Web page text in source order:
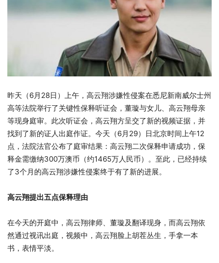
昨天（6月28日）上午，高云翔涉嫌性侵案在悉尼新南威尔士州
高等法院举行了关键性保释听证会，董璇与女儿、高云翔母亲
等现身庭审。此次听证会，高云翔方呈交了新的视频证据，并
找到了新的证人出庭作证。今天（6月29）日北京时间上午12
点，法院法官公布了庭审结果：高云翔二次保释申请成功，保
释金需缴纳300万澳币（约1465万人民币）。至此，已经持续
了3个月的高云翔涉嫌性侵案终于有了新的进展。
高云翔提出五点保释理由
在今天的开庭中，高云翔律师、董璇及翻译现身，而高云翔依
然通过视讯出庭，视频中，高云翔脸上胡茬丛生，手拿一本
书，表情平淡。